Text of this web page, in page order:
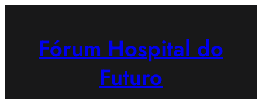
Fórum Hospital do
Futuro